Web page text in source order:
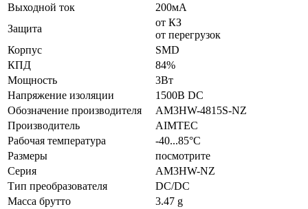
Выходной ток
200мА
Защита
от КЗ
от перегрузок
Корпус
SMD
КПД
84%
Мощность
3Вт
Напряжение изоляции
1500В DC
Обозначение производителя
AM3HW-4815S-NZ
Производитель
AIMTEC
Рабочая температура
-40...85°C
Размеры
посмотрите
Серия
AM3HW-NZ
Тип преобразователя
DC/DC
Масса брутто
3.47 g